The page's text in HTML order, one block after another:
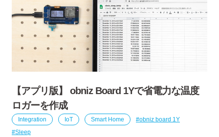
【アプリ版】 obniz Board 1Yで省電力な温度
ロガーを作成
Integration IoT Smart Home
obniz board 1Y
Sleep